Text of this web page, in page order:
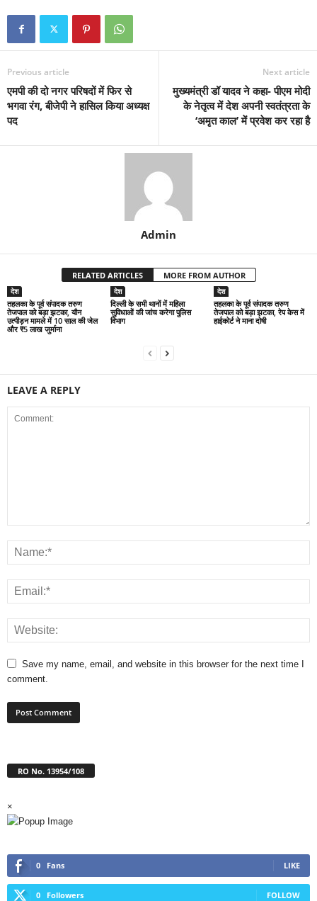
Previous article
एमपी की दो नगर परिषदों में फिर से
भगवा रंग, बीजेपी ने हासिल किया अध्यक्ष
पद
Next article
मुख्यमंत्री डॉ यादव ने कहा- पीएम मोदी
के नेतृत्व में देश अपनी स्वतंत्रता के
‘अमृत काल’ में प्रवेश कर रहा है
Admin
RELATED ARTICLES MORE FROM AUTHOR
देश
तहलका के पूर्व संपादक तरुण
तेजपाल को बड़ा झटका, यौन
उत्पीड़न मामले में 10 साल की जेल
और ₹5 लाख जुर्माना
देश
दिल्ली के सभी थानों में महिला
सुविधाओं की जांच करेगा पुलिस
विभाग
देश
तहलका के पूर्व संपादक तरुण
तेजपाल को बड़ा झटका, रेप केस में
हाईकोर्ट ने माना दोषी
LEAVE A REPLY
Save my name, email, and website in this browser for the next time I
comment.
RO No. 13954/108
×
0 Fans LIKE
0 Followers FOLLOW